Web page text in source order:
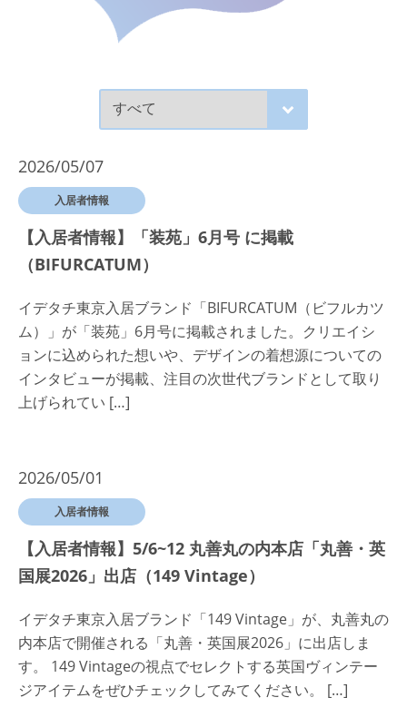
2026/05/07
入居者情報
【入居者情報】「装苑」6月号 に掲載
（BIFURCATUM）
イデタチ東京入居ブランド「BIFURCATUM（ビフルカツ
ム）」が「装苑」6月号に掲載されました。クリエイシ
ョンに込められた想いや、デザインの着想源についての
インタビューが掲載、注目の次世代ブランドとして取り
上げられてい […]
2026/05/01
入居者情報
【入居者情報】5/6~12 丸善丸の内本店「丸善・英
国展2026」出店（149 Vintage）
イデタチ東京入居ブランド「149 Vintage」が、丸善丸の
内本店で開催される「丸善・英国展2026」に出店しま
す。 149 Vintageの視点でセレクトする英国ヴィンテー
ジアイテムをぜひチェックしてみてください。 […]